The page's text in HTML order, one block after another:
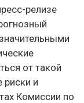
релизе
от такой
риски и
Комиссии по